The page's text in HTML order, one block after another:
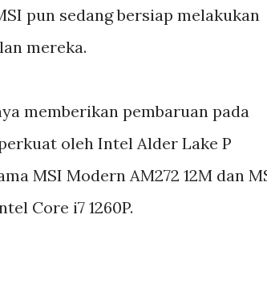
pun sedang bersiap melakukan
mereka.
memberikan pembaruan pada
oleh Intel Alder Lake P
MSI Modern AM272 12M dan
Core i7 1260P.